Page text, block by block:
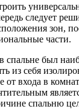
следует
зон,
части.
спальне был
из себя
от входа в
спальню